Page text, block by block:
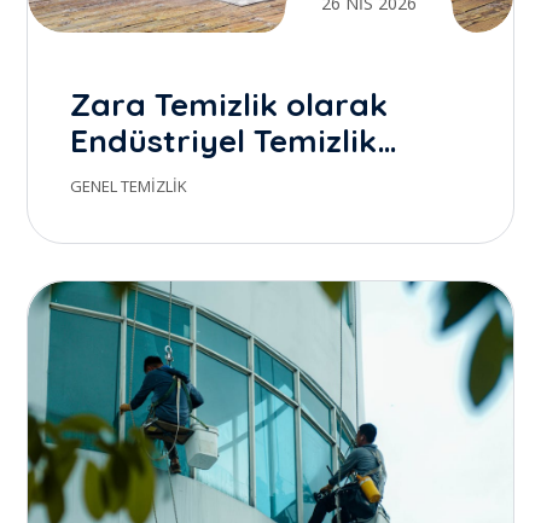
Zara Temizlik olarak
Endüstriyel Temizlik
hizmetlerimizle
GENEL TEMIZLIK